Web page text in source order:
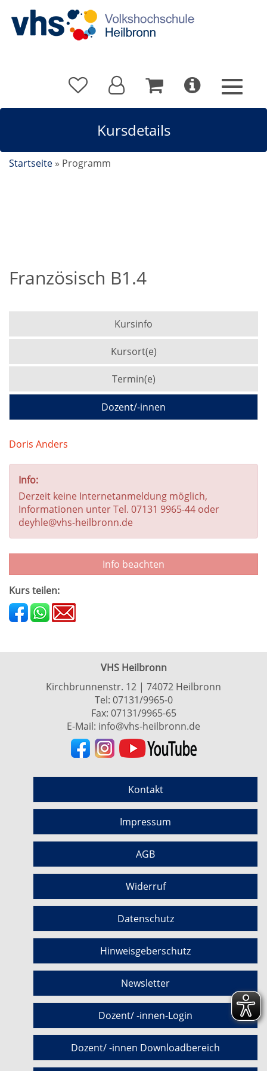
Kursdetails
Startseite » Programm
Französisch B1.4
Kursinfo
Kursort(e)
Termin(e)
Dozent/-innen
Doris Anders
Info:
Derzeit keine Internetanmeldung möglich,
Informationen unter Tel. 07131 9965-44 oder
deyhle@vhs-heilbronn.de
Info beachten
Kurs teilen:
VHS Heilbronn
Kirchbrunnenstr. 12 | 74072 Heilbronn
Tel: 07131/9965-0
Fax: 07131/9965-65
E-Mail: info@vhs-heilbronn.de
Kontakt
Impressum
AGB
Widerruf
Datenschutz
Hinweisgeberschutz
Newsletter
Dozent/ -innen-Login
Dozent/ -innen Downloadbereich